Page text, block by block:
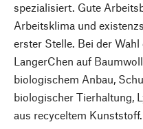
spezialisiert. Gute
Arbeitsklima und
erster Stelle. Bei der
LangerChen auf
biologischem Anbau,
biologischer Tierhaltung,
aus recyceltem